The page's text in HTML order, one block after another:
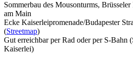
Sommerbau des Mousonturms,
am Main
Ecke Kaiserleipromenade/Budapester
(Streetmap)
Gut erreichbar per Rad oder per S-Bahn
Kaiserlei)